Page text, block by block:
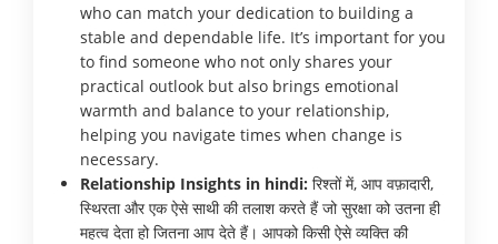
who can match your dedication to building a
stable and dependable life. It’s important for you
to find someone who not only shares your
practical outlook but also brings emotional
warmth and balance to your relationship,
helping you navigate times when change is
necessary.
Relationship Insights in hindi: रिश्तों में, आप वफ़ादारी,
स्थिरता और एक ऐसे साथी की तलाश करते हैं जो सुरक्षा को उतना ही
महत्व देता हो जितना आप देते हैं। आपको किसी ऐसे व्यक्ति की